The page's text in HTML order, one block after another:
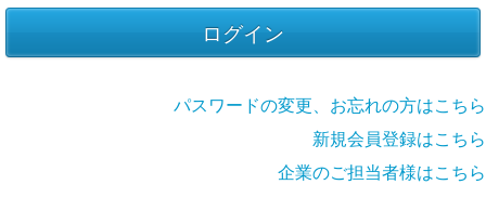
パスワードの変更、お忘れの方はこちら
新規会員登録はこちら
企業のご担当者様はこちら